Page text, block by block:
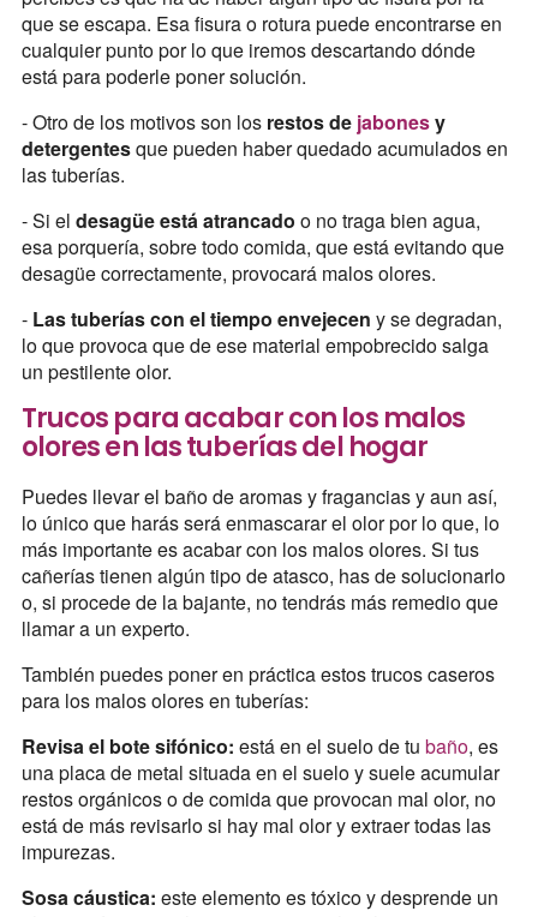
que se escapa. Esa fisura o rotura puede encontrarse en
cualquier punto por lo que iremos descartando dónde
está para poderle poner solución.
- Otro de los motivos son los restos de jabonesy
detergentesque pueden haber quedado acumulados en
las tuberías.
- Si el desagüe está atrancado o no traga bien agua,
esa porquería, sobre todo comida, que está evitando que
desagüe correctamente, provocará malos olores.
- Las tuberías con el tiempo envejecen y se degradan,
lo que provoca que de ese material empobrecido salga
un pestilente olor.
Trucos para acabar con los malos
olores en las tuberías del hogar
Puedes llevar el baño de aromas y fragancias y aun así,
lo único que harás será enmascarar el olor por lo que, lo
más importante es acabar con los malos olores. Si tus
cañerías tienen algún tipo de atasco, has de solucionarlo
o, si procede de la bajante, no tendrás más remedio que
llamar a un experto.
También puedes poner en práctica estos trucos caseros
para los malos olores en tuberías:
Revisa el bote sifónico: está en el suelo de tu baño, es
una placa de metal situada en el suelo y suele acumular
restos orgánicos o de comida que provocan mal olor, no
está de más revisarlo si hay mal olor y extraer todas las
impurezas.
Sosa cáustica: este elemento es tóxico y desprende un